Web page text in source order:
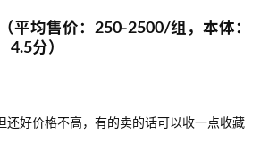
平均售价：250-2500/组，本体：
4.5分）
还好价格不高，有的卖的话可以收一点收藏